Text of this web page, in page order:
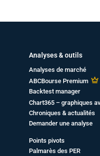
Analyses & outils
Analyses de marché
ABCBourse Premium
Backtest manager
Chart365 – graphiques
Chroniques & actualités
Demander une analyse
Points pivots
Palmarès des PER